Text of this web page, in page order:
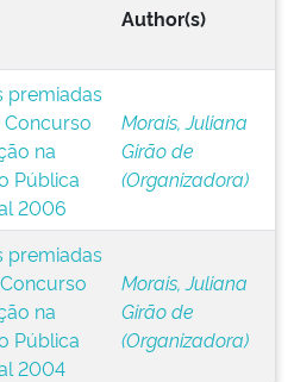
Author(s)
premiadas
Concurso
na
Pública
2006
Morais, Juliana
Girão de
(Organizadora)
premiadas
na
Pública
2004
Morais, Juliana
Girão de
(Organizadora)